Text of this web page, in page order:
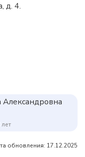
д. 4.
обновления: 17.12.2025